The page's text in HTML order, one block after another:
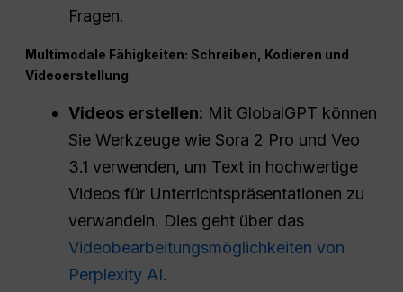
Fragen.
Multimodale Fähigkeiten: Schreiben, Kodieren und
Videoerstellung
Videos erstellen: Mit GlobalGPT können
Sie Werkzeuge wie Sora 2 Pro und Veo
3.1 verwenden, um Text in hochwertige
Videos für Unterrichtspräsentationen zu
verwandeln. Dies geht über das
Videobearbeitungsmöglichkeiten von
Perplexity AI.